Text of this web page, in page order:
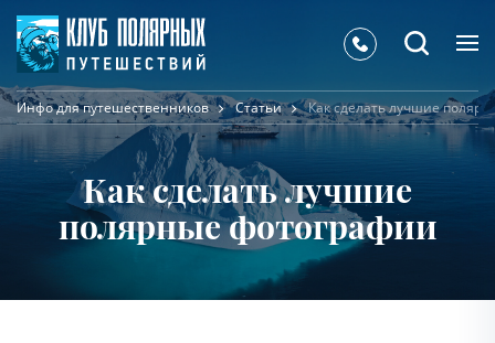
Инфо для путешественников Статьи Как сделать лучшие
Как сделать лучшие
полярные фотографии